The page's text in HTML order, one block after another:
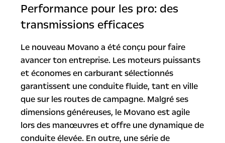
Performance pour les pro: des
transmissions efficaces
Le nouveau Movano a été conçu pour faire
avancer ton entreprise. Les moteurs puissants
et économes en carburant sélectionnés
garantissent une conduite fluide, tant en ville
que sur les routes de campagne. Malgré ses
dimensions généreuses, le Movano est agile
lors des manœuvres et offre une dynamique de
conduite élevée. En outre, une série de